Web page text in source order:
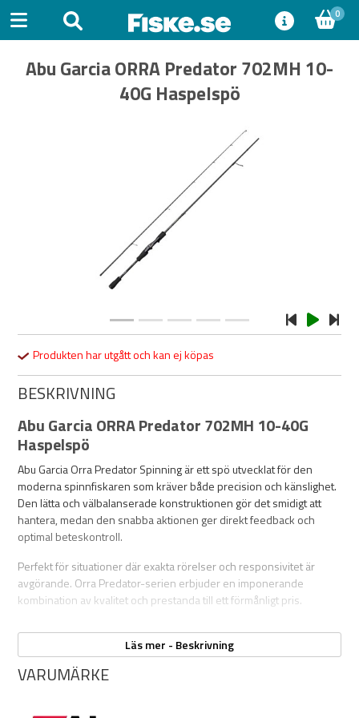
0
Abu Garcia ORRA Predator 702MH 10-
40G Haspelspö
Produkten har utgått och kan ej köpas
BESKRIVNING
Abu Garcia ORRA Predator 702MH 10-40G
Haspelspö
Abu Garcia Orra Predator Spinning är ett spö utvecklat för den
moderna spinnfiskaren som kräver både precision och känslighet.
Den lätta och välbalanserade konstruktionen gör det smidigt att
hantera, medan den snabba aktionen ger direkt feedback och
optimal beteskontroll.
Perfekt för situationer där exakta rörelser och responsivitet är
avgörande. Orra Predator-serien erbjuder en imponerande
kombination av kvalitet och prestanda till ett förmånligt pris.
Orra Predator Spinning är ett mångsidigt spö som passar både
nybörjare och erfarna fiskare som vill ha pålitlig prestanda och
suverän känsla i varje kast.
Läs mer - Beskrivning
VARUMÄRKE